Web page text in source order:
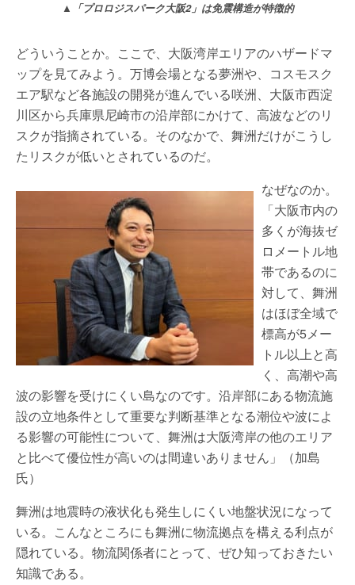
▲「プロロジスパーク大阪2」は免震構造が特徴的
どういうことか。ここで、大阪湾岸エリアのハザードマ
ップを見てみよう。万博会場となる夢洲や、コスモスク
エア駅など各施設の開発が進んでいる咲洲、大阪市西淀
川区から兵庫県尼崎市の沿岸部にかけて、高波などのリ
スクが指摘されている。そのなかで、舞洲だけがこうし
たリスクが低いとされているのだ。
なぜなのか。
「大阪市内の
多くが海抜ゼ
ロメートル地
帯であるのに
対して、舞洲
はほぼ全域で
標高が5メー
トル以上と高
く、高潮や高
波の影響を受けにくい島なのです。沿岸部にある物流施
設の立地条件として重要な判断基準となる潮位や波によ
る影響の可能性について、舞洲は大阪湾岸の他のエリア
と比べて優位性が高いのは間違いありません」（加島
氏）
舞洲は地震時の液状化も発生しにくい地盤状況になって
いる。こんなところにも舞洲に物流拠点を構える利点が
隠れている。物流関係者にとって、ぜひ知っておきたい
知識である。